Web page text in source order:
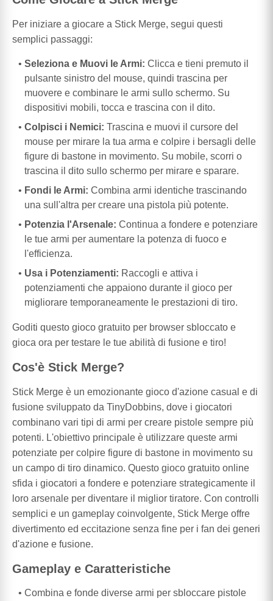
Per iniziare a giocare a Stick Merge, segui questi
semplici passaggi:
Seleziona e Muovi le Armi: Clicca e tieni premuto il
pulsante sinistro del mouse, quindi trascina per
muovere e combinare le armi sullo schermo. Su
dispositivi mobili, tocca e trascina con il dito.
Colpisci i Nemici: Trascina e muovi il cursore del
mouse per mirare la tua arma e colpire i bersagli delle
figure di bastone in movimento. Su mobile, scorri o
trascina il dito sullo schermo per mirare e sparare.
Fondi le Armi: Combina armi identiche trascinando
una sull'altra per creare una pistola più potente.
Potenzia l'Arsenale: Continua a fondere e potenziare
le tue armi per aumentare la potenza di fuoco e
l'efficienza.
Usa i Potenziamenti: Raccogli e attiva i
potenziamenti che appaiono durante il gioco per
migliorare temporaneamente le prestazioni di tiro.
Goditi questo gioco gratuito per browser sbloccato e
gioca ora per testare le tue abilità di fusione e tiro!
Cos'è Stick Merge?
Stick Merge è un emozionante gioco d'azione casual e di
fusione sviluppato da TinyDobbins, dove i giocatori
combinano vari tipi di armi per creare pistole sempre più
potenti. L'obiettivo principale è utilizzare queste armi
potenziate per colpire figure di bastone in movimento su
un campo di tiro dinamico. Questo gioco gratuito online
sfida i giocatori a fondere e potenziare strategicamente il
loro arsenale per diventare il miglior tiratore. Con controlli
semplici e un gameplay coinvolgente, Stick Merge offre
divertimento ed eccitazione senza fine per i fan dei generi
d'azione e fusione.
Gameplay e Caratteristiche
Combina e fonde diverse armi per sbloccare pistole